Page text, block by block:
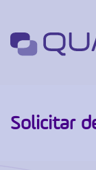
Solicitar